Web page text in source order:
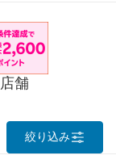
舗
絞り込み